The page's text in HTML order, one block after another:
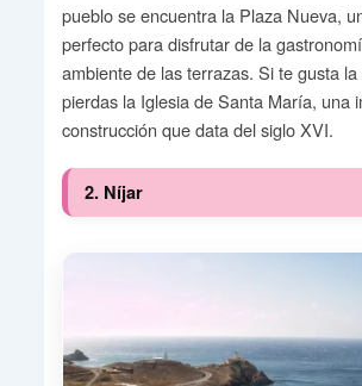
pueblo se encuentra la Plaza Nueva,
perfecto para disfrutar de la
ambiente de las terrazas. Si te gusta
pierdas la Iglesia de Santa María, una
construcción que data del siglo XVI.
2. Níjar